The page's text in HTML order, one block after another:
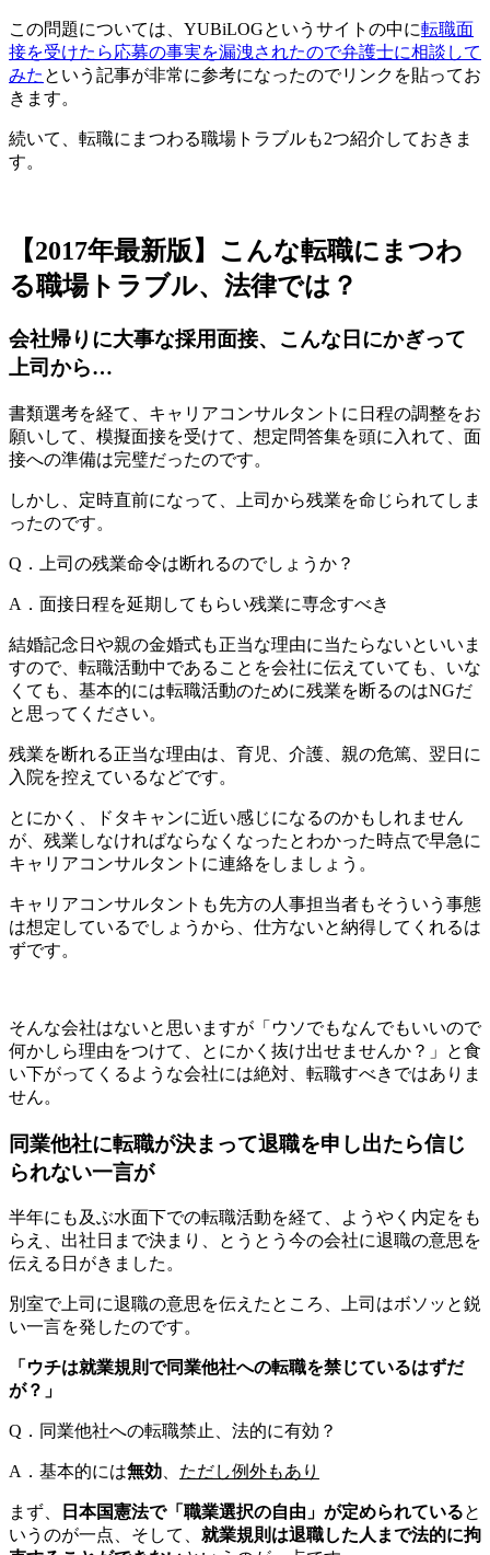
この問題については、YUBiLOGというサイトの中に転職面
接を受けたら応募の事実を漏洩されたので弁護士に相談して
みた という記事が非常に参考になったのでリンクを貼ってお
きます。
続いて、転職にまつわる職場トラブルも2つ紹介しておきま
す。
【2017年最新版】こんな転職にまつわ
る職場トラブル、法律では？
会社帰りに大事な採用面接、こんな日にかぎって
上司から…
書類選考を経て、キャリアコンサルタントに日程の調整をお
願いして、模擬面接を受けて、想定問答集を頭に入れて、面
接への準備は完璧だったのです。
しかし、 定時直前になって、上司から残業を命じられてしま
ったのです。
Q．上司の残業命令は断れるのでしょうか？
A．面接日程を延期してもらい残業に専念すべき
結婚記念日や親の金婚式も正当な理由に当たらないといいま
すので、転職活動中であることを会社に伝えていても、いな
くても、 基本的には転職活動のために残業を断るのはNGだ
と思ってください。
残業を断れる正当な理由は、育児、介護、親の危篤、翌日に
入院を控えているなどです。
とにかく、ドタキャンに近い感じになるのかもしれません
が、残業しなければならなくなったとわかった時点で早急に
キャリアコンサルタントに連絡をしましょう。
キャリアコンサルタントも先方の人事担当者もそういう事態
は想定しているでしょうから、仕方ないと納得してくれるは
ずです。
そんな会社はないと思いますが「ウソでもなんでもいいので
何かしら理由をつけて、とにかく抜け出せませんか？」と食
い下がってくるような会社には絶対、転職すべきではありま
せん。
同業他社に転職が決まって退職を申し出たら信じ
られない一言が
半年にも及ぶ水面下での転職活動を経て、ようやく内定をも
らえ、出社日まで決まり、とうとう今の会社に退職の意思を
伝える日がきました。
別室で上司に退職の意思を伝えたところ、上司はボソッと鋭
い一言を発したのです。
「ウチは就業規則で同業他社への転職を禁じているはずだ
が？」
Q．同業他社への転職禁止、法的に有効？
A．基本的には無効、 ただし例外もあり
まず、 日本国憲法で「職業選択の自由」が定められていると
いうのが一点、そして、 就業規則は退職した人まで法的に拘